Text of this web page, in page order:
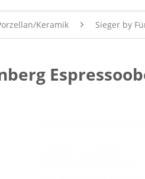
Keramik Sieger by